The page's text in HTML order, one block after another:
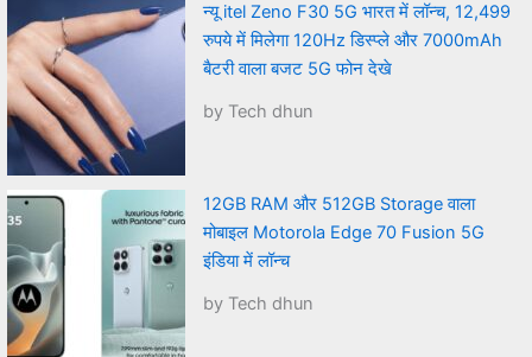
न्यू itel Zeno F30 5G भारत में लॉन्च, 12,499
रुपये में मिलेगा 120Hz डिस्प्ले और 7000mAh
बैटरी वाला बजट 5G फोन देखे
by Tech dhun
12GB RAM और 512GB Storage वाला
मोबाइल Motorola Edge 70 Fusion 5G
इंडिया में लॉन्च
by Tech dhun